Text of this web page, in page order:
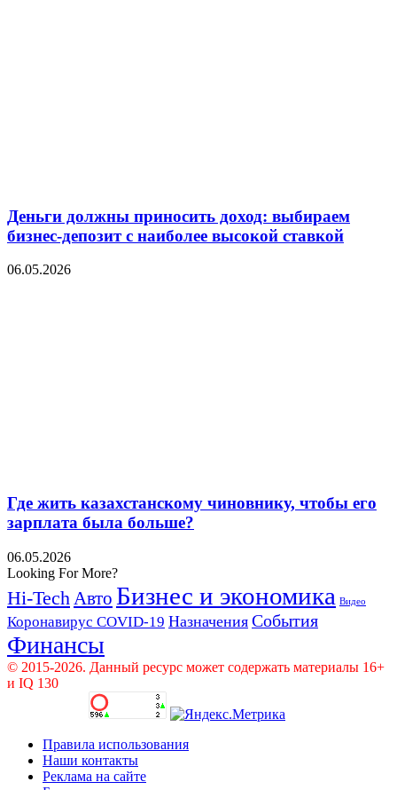
Деньги должны приносить доход: выбираем
бизнес-депозит с наиболее высокой ставкой
06.05.2026
Где жить казахстанскому чиновнику, чтобы его
зарплата была больше?
06.05.2026
Looking For More?
Hi-Tech Авто Бизнес и экономика Видео
Коронавирус COVID-19 Назначения События
Финансы
© 2015-2026. Данный ресурс может содержать материалы 16+
и IQ 130
Правила использования
Наши контакты
Реклама на сайте